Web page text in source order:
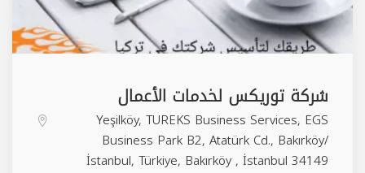
شركة توريكس لخدمات الأعمال
Yeşilköy, TUREKS Business Services, EGS
Business Park B2, Atatürk Cd., Bakırköy/
İstanbul, Türkiye, Bakırköy, İstanbul 34149